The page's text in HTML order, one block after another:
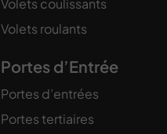
Volets coulissants
Volets roulants
Portes d’Entrée
Portes d’entrées
Portes tertiaires